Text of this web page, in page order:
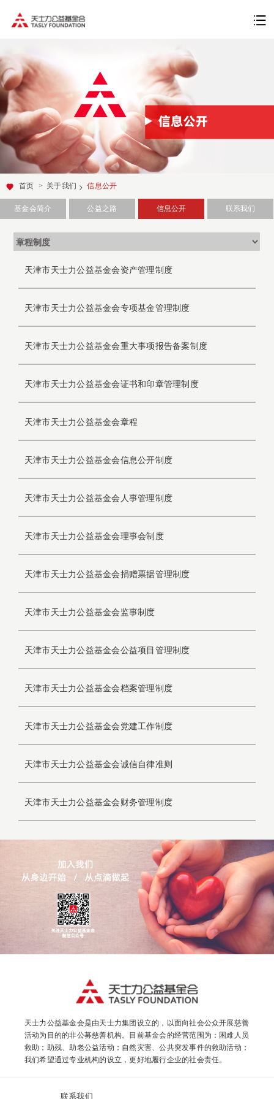
首页 > 关于我们 > 信息公开
基金会简介 公益之路 信息公开 联系我们
天津市天士力公益基金会资产管理制度
天津市天士力公益基金会专项基金管理制度
天津市天士力公益基金会重大事项报告备案制度
天津市天士力公益基金会证书和印章管理制度
天津市天士力公益基金会章程
天津市天士力公益基金会信息公开制度
天津市天士力公益基金会人事管理制度
天津市天士力公益基金会理事会制度
天津市天士力公益基金会捐赠票据管理制度
天津市天士力公益基金会监事制度
天津市天士力公益基金会公益项目管理制度
天津市天士力公益基金会档案管理制度
天津市天士力公益基金会党建工作制度
天津市天士力公益基金会诚信自律准则
天津市天士力公益基金会财务管理制度
天士力公益基金会是由天士力集团设立的，以面向社会公众开展慈善
活动为目的的非公募慈善机构。目前基金会的经营范围为：困难人员
救助；助残、助老公益活动；自然灾害、公共突发事件的救助活动；
我们希望通过专业机构的设立，更好地履行企业的社会责任。
联系我们